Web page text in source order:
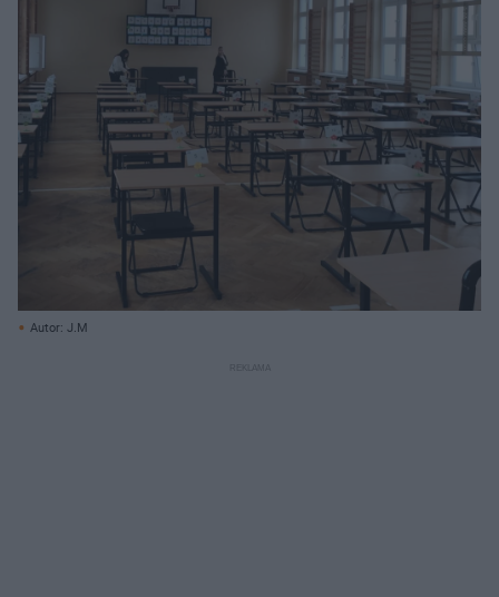
Autor: J.M